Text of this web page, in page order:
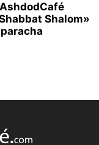
Shalom»